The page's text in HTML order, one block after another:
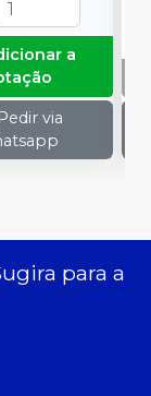
a
Pedir via
para a